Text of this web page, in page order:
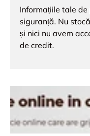
Informațiile tale
siguranță. Nu
și nici nu avem
de credit.